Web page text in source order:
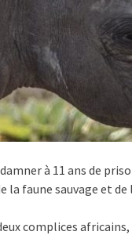
à 11 ans de
la faune sauvage et de
complices